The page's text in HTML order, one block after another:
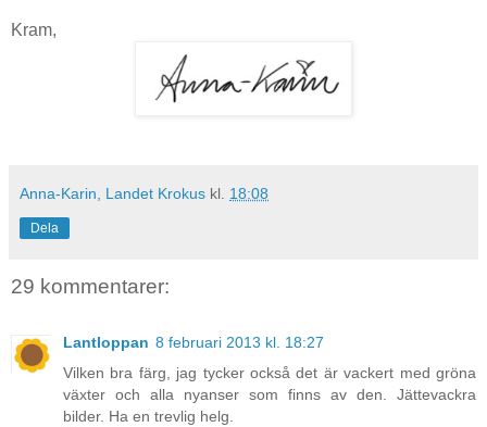
Kram,
Anna-Karin, Landet Krokus kl. 18:08
Dela
29 kommentarer:
Lantloppan 8 februari 2013 kl. 18:27
Vilken bra färg, jag tycker också det är vackert med gröna
växter och alla nyanser som finns av den. Jättevackra
bilder. Ha en trevlig helg.